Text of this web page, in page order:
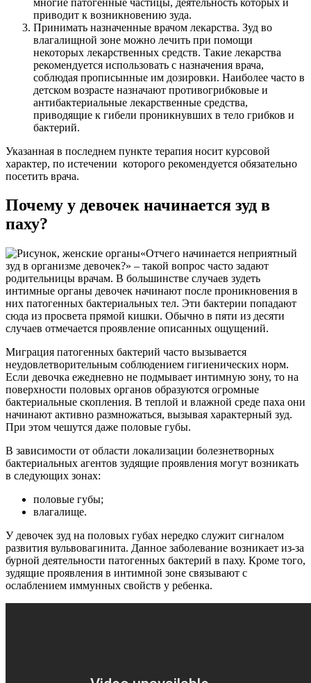
приводит к возникновению зуда.
Принимать назначенные врачом лекарства. Зуд во
влагалищной зоне можно лечить при помощи
некоторых лекарственных средств. Такие лекарства
рекомендуется использовать с назначения врача,
соблюдая прописынные им дозировки. Наиболее часто в
детском возрасте назначают противогрибковые и
антибактериальные лекарственные средства,
приводящие к гибели проникнувших в тело грибков и
бактерий.
Указанная в последнем пункте терапия носит курсовой
характер, по истечении которого рекомендуется обязательно
посетить врача.
Почему у девочек начинается зуд в
паху?
«Отчего начинается неприятный
зуд в организме девочек?» – такой вопрос часто задают
родительницы врачам. В большинстве случаев зудеть
интимные органы девочек начинают после проникновения в
них патогенных бактериальных тел. Эти бактерии попадают
сюда из просвета прямой кишки. Обычно в пяти из десяти
случаев отмечается проявление описанных ощущений.
Миграция патогенных бактерий часто вызывается
неудовлетворительным соблюдением гигиенических норм.
Если девочка ежедневно не подмывает интимную зону, то на
поверхности половых органов образуются огромные
бактериальные скопления. В теплой и влажной среде паха они
начинают активно размножаться, вызывая характерный зуд.
При этом чешутся даже половые губы.
В зависимости от области локализации болезнетворных
бактериальных агентов зудящие проявления могут возникать
в следующих зонах:
половые губы;
влагалище.
У девочек зуд на половых губах нередко служит сигналом
развития вульвовагинита. Данное заболевание возникает из-за
бурной деятельности патогенных бактерий в паху. Кроме того,
зудящие проявления в интимной зоне связывают с
ослаблением иммунных свойств у ребенка.